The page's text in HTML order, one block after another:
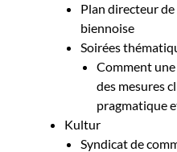
Plan directeur de
biennoise
Soirées
Comment
des mesures
pragmatique
Kultur
Syndicat de